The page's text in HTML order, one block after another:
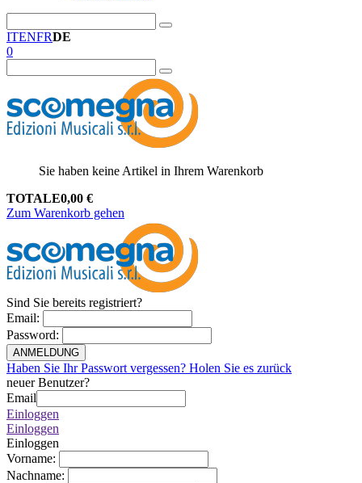
ITENFRDE
0
Sie haben keine Artikel in Ihrem Warenkorb
TOTALE0,00 €
Zum Warenkorb gehen
Sind Sie bereits registriert?
Email:
Password:
ANMELDUNG
Haben Sie Ihr Passwort vergessen? Holen Sie es zurück
neuer Benutzer?
Email
Einloggen
Einloggen
Einloggen
Vorname:
Nachname: